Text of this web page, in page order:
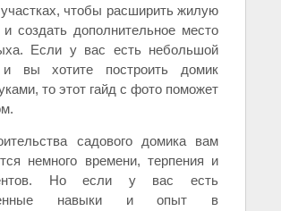
чтобы расширить жилую
создать дополнительное место
Если у вас есть небольшой
и вы хотите построить домик
то этот гайд с фото поможет
садового домика вам
немного времени, терпения и
Но если у вас есть
навыки и опыт в